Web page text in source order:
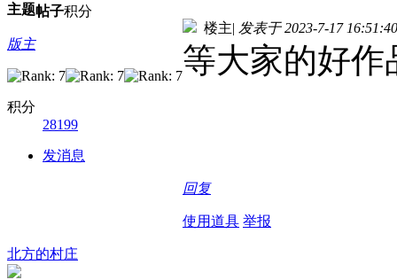
主题帖子积分
版主
积分
28199
发消息
楼主| 发表于 2023-7-17 16:51:40
等大家的好作
回复
使用道具 举报
北方的村庄